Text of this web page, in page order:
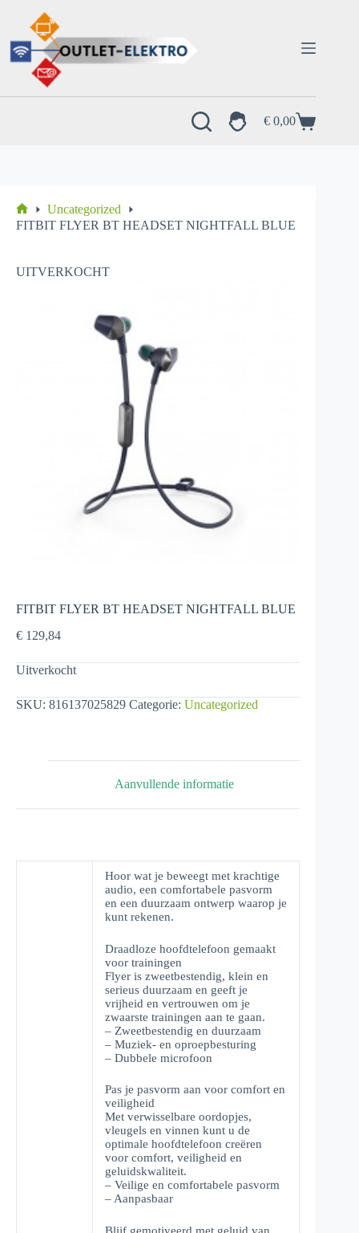
inhoud
Winkelwagen
€ 0,00
Home
Uncategorized
FITBIT FLYER BT HEADSET NIGHTFALL BLUE
UITVERKOCHT
FITBIT FLYER BT HEADSET NIGHTFALL BLUE
€ 129,84
Uitverkocht
SKU: 816137025829 Categorie: Uncategorized
Aanvullende informatie
Hoor wat je beweegt met krachtige
audio, een comfortabele pasvorm
en een duurzaam ontwerp waarop je
kunt rekenen.
Draadloze hoofdtelefoon gemaakt
voor trainingen
Flyer is zweetbestendig, klein en
serieus duurzaam en geeft je
vrijheid en vertrouwen om je
zwaarste trainingen aan te gaan.
– Zweetbestendig en duurzaam
– Muziek- en oproepbesturing
– Dubbele microfoon
Pas je pasvorm aan voor comfort en
veiligheid
Met verwisselbare oordopjes,
vleugels en vinnen kunt u de
optimale hoofdtelefoon creëren
voor comfort, veiligheid en
geluidskwaliteit.
– Veilige en comfortabele pasvorm
– Aanpasbaar
Blijf gemotiveerd met geluid van